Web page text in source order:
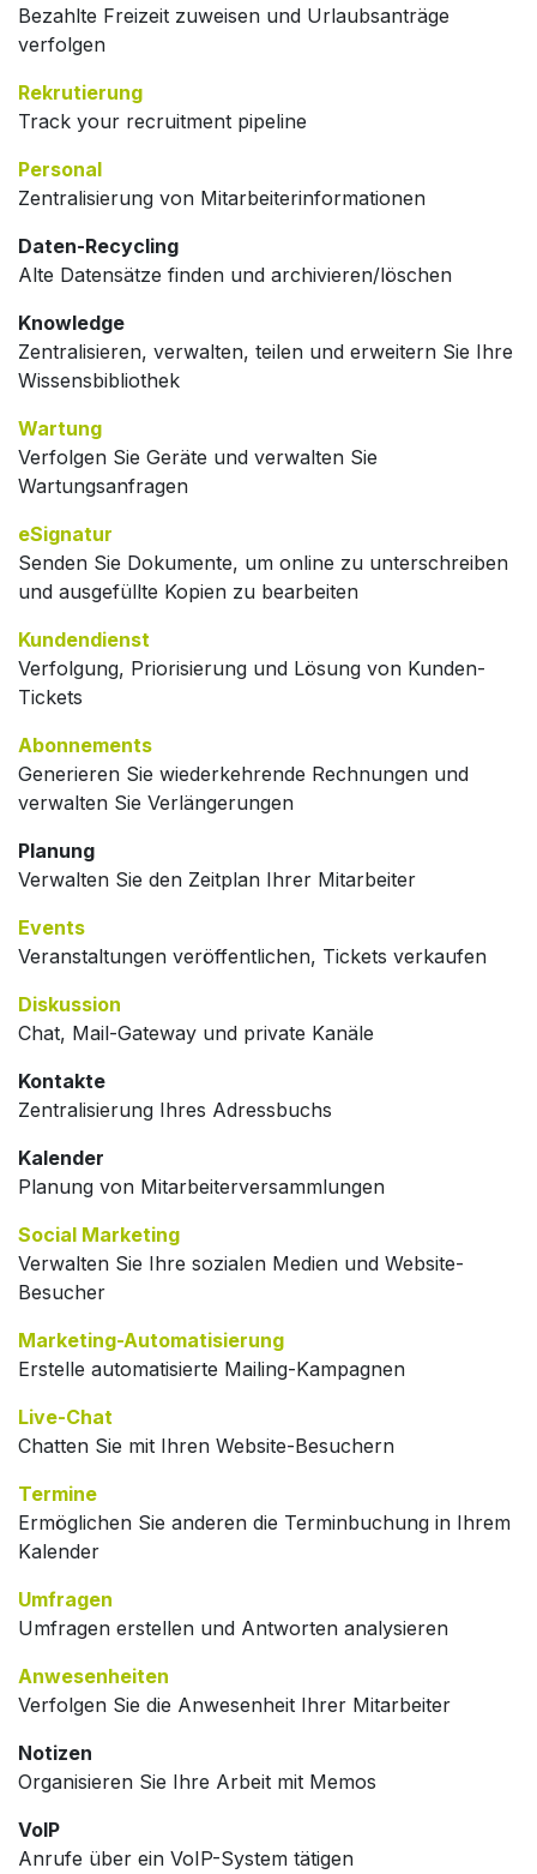
Bezahlte Freizeit zuweisen und Urlaubsanträge
verfolgen
Rekrutierung
Track your recruitment pipeline
Personal
Zentralisierung von Mitarbeiterinformationen
Daten-Recycling
Alte Datensätze finden und archivieren/löschen
Knowledge
Zentralisieren, verwalten, teilen und erweitern Sie Ihre
Wissensbibliothek
Wartung
Verfolgen Sie Geräte und verwalten Sie
Wartungsanfragen
eSignatur
Senden Sie Dokumente, um online zu unterschreiben
und ausgefüllte Kopien zu bearbeiten
Kundendienst
Verfolgung, Priorisierung und Lösung von Kunden-
Tickets
Abonnements
Generieren Sie wiederkehrende Rechnungen und
verwalten Sie Verlängerungen
Planung
Verwalten Sie den Zeitplan Ihrer Mitarbeiter
Events
Veranstaltungen veröffentlichen, Tickets verkaufen
Diskussion
Chat, Mail-Gateway und private Kanäle
Kontakte
Zentralisierung Ihres Adressbuchs
Kalender
Planung von Mitarbeiterversammlungen
Social Marketing
Verwalten Sie Ihre sozialen Medien und Website-
Besucher
Marketing-Automatisierung
Erstelle automatisierte Mailing-Kampagnen
Live-Chat
Chatten Sie mit Ihren Website-Besuchern
Termine
Ermöglichen Sie anderen die Terminbuchung in Ihrem
Kalender
Umfragen
Umfragen erstellen und Antworten analysieren
Anwesenheiten
Verfolgen Sie die Anwesenheit Ihrer Mitarbeiter
Notizen
Organisieren Sie Ihre Arbeit mit Memos
VoIP
Anrufe über ein VoIP-System tätigen